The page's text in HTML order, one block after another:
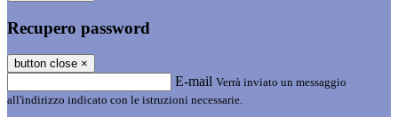
Recupero password
button close ×
E-mail Verrà inviato un messaggio
all'indirizzo indicato con le istruzioni necessarie.